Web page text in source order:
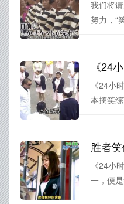
我们将
努力，“
《24小
本搞笑
《24小
一，便